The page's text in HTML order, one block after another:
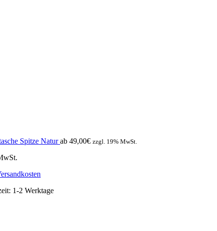
Spitze Natur ab 49,00€ zzgl. 19% MwSt.
1-2 Werktage